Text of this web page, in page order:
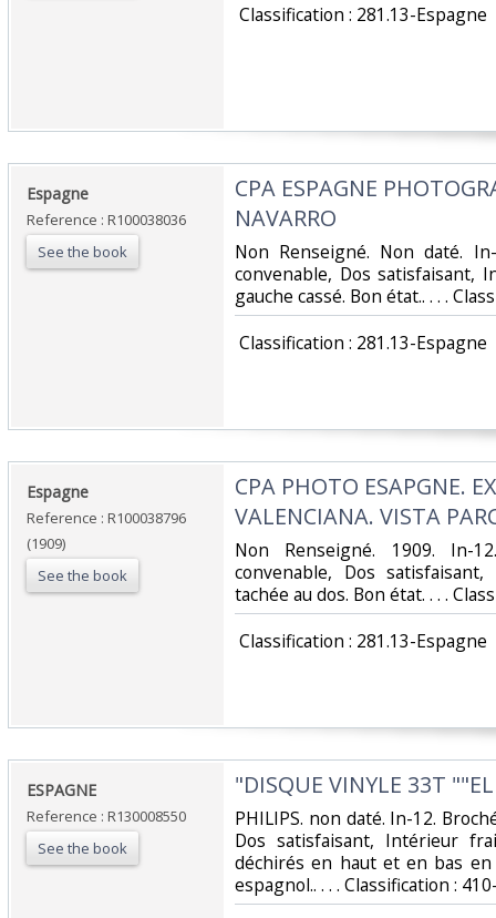
‎ Classification : 281.13-Espagne‎
‎Espagne‎
Reference : R100038036
See the book
‎CPA ESPAGNE
NAVARRO‎
‎Non Renseigné. Non daté.
convenable, Dos satisfaisant,
gauche cassé. Bon état.. . . .
‎ Classification : 281.13-Espagne‎
‎Espagne‎
Reference : R100038796
(1909)
See the book
‎CPA PHOTO ESAPGNE.
VALENCIANA. VISTA
‎Non Renseigné. 1909. In-
convenable, Dos
tachée au dos. Bon état. . . .
‎ Classification : 281.13-Espagne‎
‎ESPAGNE‎
Reference : R130008550
See the book
‎"DISQUE VINYLE 33T
‎PHILIPS. non daté. In-12.
Dos satisfaisant, Intérieur
déchirés en haut et en bas
espagnol.. . . . Classification :